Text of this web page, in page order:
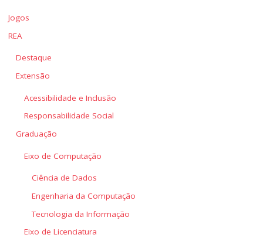
Jogos
REA
Destaque
Extensão
Acessibilidade e Inclusão
Responsabilidade Social
Graduação
Eixo de Computação
Ciência de Dados
Engenharia da Computação
Tecnologia da Informação
Eixo de Licenciatura